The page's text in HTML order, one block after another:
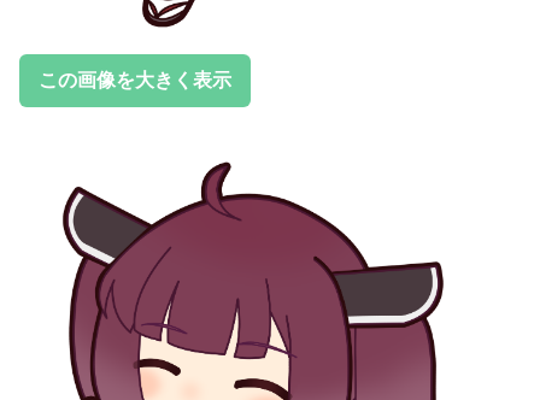
この画像を大きく表示